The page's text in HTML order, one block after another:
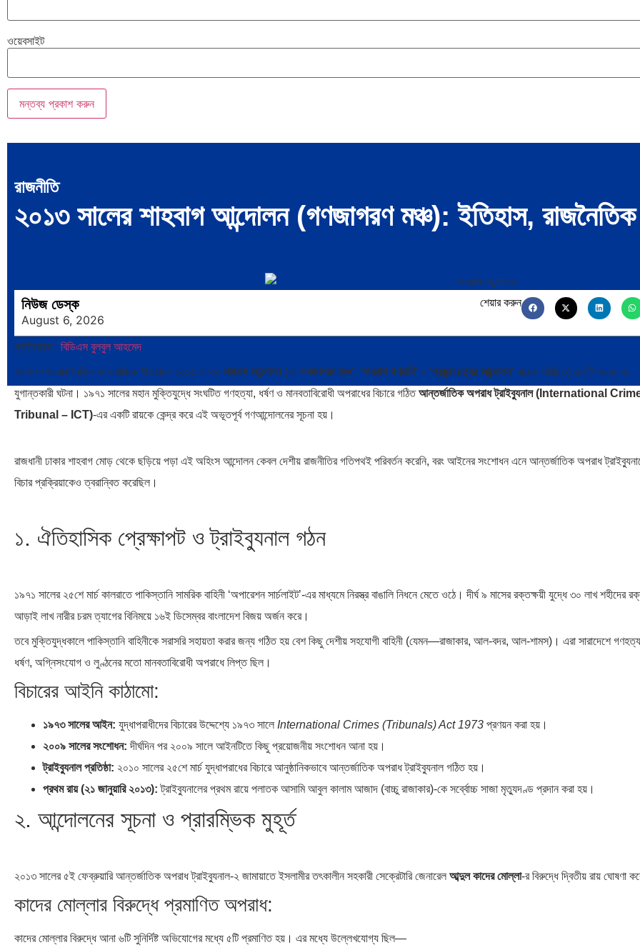
ওয়েবসাইট
রাজনীতি
২০১৩ সালের শাহবাগ আন্দোলন (গণজাগরণ মঞ্চ): ইতিহাস,
নিউজ ডেস্ক
August 6, 2026
শেয়ার করুন
প্রতিবেদক: বিডিএস বুলবুল আহমেদ
বাংলাদেশের রাজনৈতিক ও সামাজিক ইতিহাসে ২০১৩ সালেরশাহবাগ আন্দোলন(যা ‘গণজাগরণ মঞ্চ’, ‘শাহবাগ গণদাবি’ বা ‘প্রজন্ম চত্বর আন্দোলন’ নামেও পরিচিত) একটি অনন্য ও
যুগান্তকারী ঘটনা। ১৯৭১ সালের মহান মুক্তিযুদ্ধে সংঘটিত গণহত্যা, ধর্ষণ ও মানবতাবিরোধী অপরাধের বিচারে গঠিতআন্তর্জাতিক অপরাধ ট্রাইব্যুনাল (International
Tribunal – ICT)-এর একটি রায়কে কেন্দ্র করে এই অভূতপূর্ব গণআন্দোলনের সূচনা হয়।
রাজধানী ঢাকার শাহবাগ মোড় থেকে ছড়িয়ে পড়া এই অহিংস আন্দোলন কেবল দেশীয় রাজনীতির গতিপথই পরিবর্তন করেনি, বরং আইনের সংশোধন এনে আন্তর্জাতিক অপরাধ
বিচার প্রক্রিয়াকেও ত্বরান্বিত করেছিল।
১. ঐতিহাসিক প্রেক্ষাপট ও ট্রাইব্যুনাল গঠন
১৯৭১ সালের ২৫শে মার্চ কালরাতে পাকিস্তানি সামরিক বাহিনী ‘অপারেশন সার্চলাইট’-এর মাধ্যমে নিরস্ত্র বাঙালি নিধনে মেতে ওঠে। দীর্ঘ ৯ মাসের রক্তক্ষয়ী যুদ্ধে ৩০ লাখ শহীদের
আড়াই লাখ নারীর চরম ত্যাগের বিনিময়ে ১৬ই ডিসেম্বর বাংলাদেশ বিজয় অর্জন করে।
তবে মুক্তিযুদ্ধকালে পাকিস্তানি বাহিনীকে সরাসরি সহায়তা করার জন্য গঠিত হয় বেশ কিছু দেশীয় সহযোগী বাহিনী (যেমন—রাজাকার, আল-বদর, আল-শামস)। এরা সারাদেশে
ধর্ষণ, অগ্নিসংযোগ ও লুণ্ঠনের মতো মানবতাবিরোধী অপরাধে লিপ্ত ছিল।
বিচারের আইনি কাঠামো:
১৯৭৩ সালের আইন: যুদ্ধাপরাধীদের বিচারের উদ্দেশ্যে ১৯৭৩ সালে International Crimes (Tribunals) Act 1973 প্রণয়ন করা হয়।
২০০৯ সালের সংশোধন: দীর্ঘদিন পর ২০০৯ সালে আইনটিতে কিছু প্রয়োজনীয় সংশোধন আনা হয়।
ট্রাইব্যুনাল প্রতিষ্ঠা: ২০১০ সালের ২৫শে মার্চ যুদ্ধাপরাধের বিচারে আনুষ্ঠানিকভাবে আন্তর্জাতিক অপরাধ ট্রাইব্যুনাল গঠিত হয়।
প্রথম রায় (২১ জানুয়ারি ২০১৩): ট্রাইব্যুনালের প্রথম রায়ে পলাতক আসামি আবুল কালাম আজাদ (বাচ্চু রাজাকার)-কে সর্ব্বোচ্চ সাজা মৃত্যুদণ্ড প্রদান করা হয়।
২. আন্দোলনের সূচনা ও প্রারম্ভিক মুহূর্ত
২০১৩ সালের ৫ই ফেব্রুয়ারি আন্তর্জাতিক অপরাধ ট্রাইব্যুনাল-২ জামায়াতে ইসলামীর তৎকালীন সহকারী সেক্রেটারি জেনারেল আব্দুল কাদের মোল্লা-র বিরুদ্ধে দ্বিতীয় রায় ঘোষণা
কাদের মোল্লার বিরুদ্ধে প্রমাণিত অপরাধ:
কাদের মোল্লার বিরুদ্ধে আনা ৬টি সুনির্দিষ্ট অভিযোগের মধ্যে ৫টি প্রমাণিত হয়। এর মধ্যে উল্লেখযোগ্য ছিল—